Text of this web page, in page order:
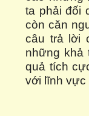
ta phải đối
còn căn
câu trả lời
những khả
quả tích
với lĩnh vực